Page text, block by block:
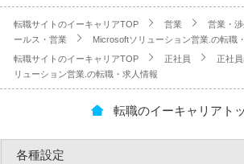
転職サイトのイーキャリアTOP 営業 営業・
ールス・営業
Microsoftソリューション営業.の転職
転職サイトのイーキャリアTOP 正社員 正社
リューション営業.の転職・求人情報
転職のイーキャリアト
各種設定